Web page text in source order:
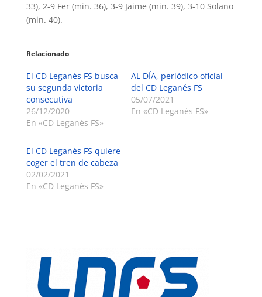
33), 2-9 Fer (min. 36), 3-9 Jaime (min. 39), 3-10 Solano
(min. 40).
Relacionado
El CD Leganés FS busca
su segunda victoria
consecutiva
26/12/2020
En «CD Leganés FS»
AL DÍA, periódico oficial
del CD Leganés FS
05/07/2021
En «CD Leganés FS»
El CD Leganés FS quiere
coger el tren de cabeza
02/02/2021
En «CD Leganés FS»